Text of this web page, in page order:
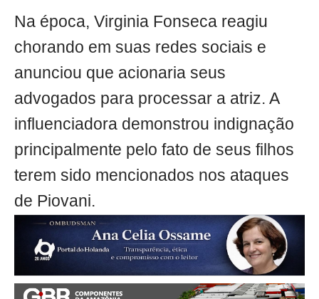
Na época, Virginia Fonseca reagiu
chorando em suas redes sociais e
anunciou que acionaria seus
advogados para processar a atriz. A
influenciadora demonstrou indignação
principalmente pelo fato de seus filhos
terem sido mencionados nos ataques
de Piovani.